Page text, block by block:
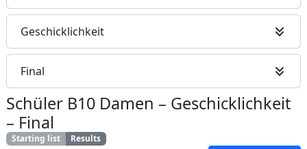
Geschicklichkeit
Final
Schüler B10 Damen – Geschicklichkeit
– Final
Starting list Results